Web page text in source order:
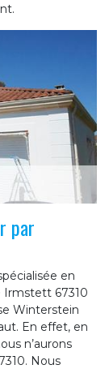
par
en
Irmstett 67310
Winterstein
En effet, en
n’aurons
Nous